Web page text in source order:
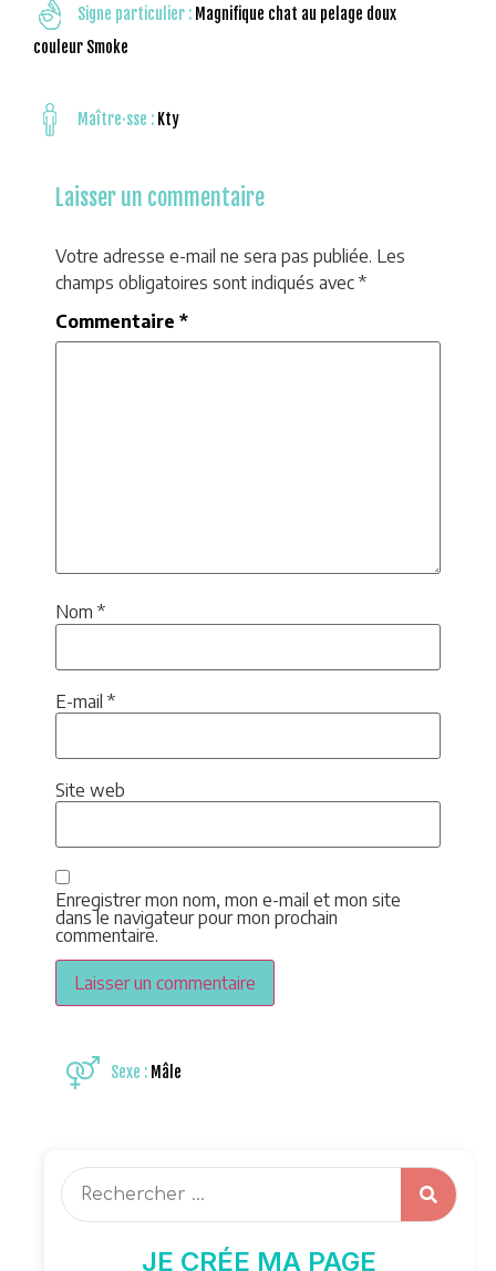
Signe particulier : Magnifique chat au pelage doux
couleur Smoke
Maître·sse : Kty
Laisser un commentaire
Votre adresse e-mail ne sera pas publiée. Les
champs obligatoires sont indiqués avec *
Commentaire *
Nom *
E-mail *
Site web
Enregistrer mon nom, mon e-mail et mon site
dans le navigateur pour mon prochain
commentaire.
Sexe : Mâle
JE CRÉE MA PAGE